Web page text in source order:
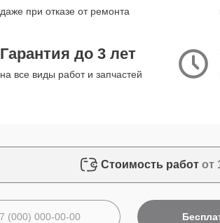
даже при отказе от ремонта
Гарантия до 3 лет
на все виды работ и запчастей
Стоимость работ от